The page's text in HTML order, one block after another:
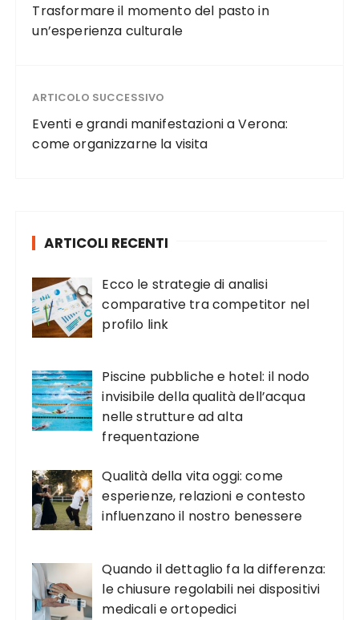
Trasformare il momento del pasto in
un’esperienza culturale
ARTICOLO SUCCESSIVO
Eventi e grandi manifestazioni a Verona:
come organizzarne la visita
ARTICOLI RECENTI
Ecco le strategie di analisi
comparative tra competitor nel
profilo link
Piscine pubbliche e hotel: il nodo
invisibile della qualità dell’acqua
nelle strutture ad alta
frequentazione
Qualità della vita oggi: come
esperienze, relazioni e contesto
influenzano il nostro benessere
Quando il dettaglio fa la differenza:
le chiusure regolabili nei dispositivi
medicali e ortopedici